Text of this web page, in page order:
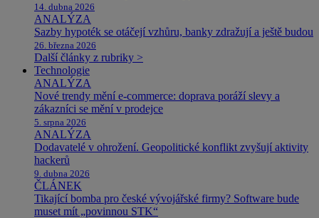
14. dubna 2026
ANALÝZA
Sazby hypoték se otáčejí vzhůru, banky zdražují a ještě budou
26. března 2026
Další články z rubriky >
Technologie
ANALÝZA
Nové trendy mění e-commerce: doprava poráží slevy a
zákazníci se mění v prodejce
5. srpna 2026
ANALÝZA
Dodavatelé v ohrožení. Geopolitické konflikt zvyšují aktivity
hackerů
9. dubna 2026
ČLÁNEK
Tikající bomba pro české vývojářské firmy? Software bude
muset mít „povinnou STK“